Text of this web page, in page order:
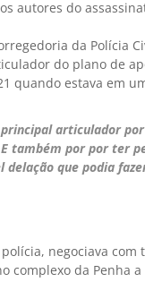
autores do
da Polícia
do plano de
quando estava em
articulador
também por por ter
delação que podia
negociava
complexo da Penha